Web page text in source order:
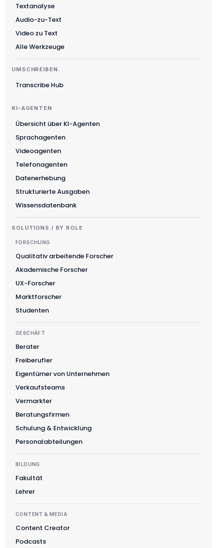
Textanalyse
Audio-zu-Text
Video zu Text
Alle Werkzeuge
UMSCHREIBEN.
Transcribe Hub
KI-AGENTEN
Übersicht über KI-Agenten
Sprachagenten
Videoagenten
Telefonagenten
Datenerhebung
Strukturierte Ausgaben
Wissensdatenbank
SOLUTIONS / BY ROLE
FORSCHUNG
Qualitativ arbeitende Forscher
Akademische Forscher
UX-Forscher
Marktforscher
Studenten
GESCHÄFT
Berater
Freiberufler
Eigentümer von Unternehmen
Verkaufsteams
Vermarkter
Beratungsfirmen
Schulung & Entwicklung
Personalabteilungen
BILDUNG
Fakultät
Lehrer
CONTENT & MEDIA
Content Creator
Podcasts